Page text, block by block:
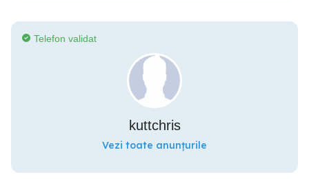
Telefon validat
kuttchris
Vezi toate anunțurile